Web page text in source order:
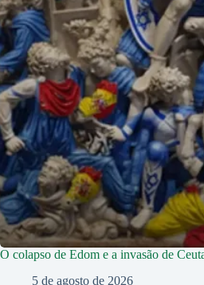
O colapso de Edom e a invasão de
5 de agosto de 2026